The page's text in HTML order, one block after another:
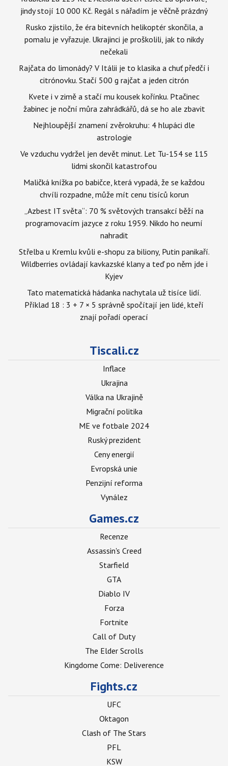
jindy stojí 10 000 Kč. Regál s nářadím je věčně prázdný
Rusko zjistilo, že éra bitevních helikoptér skončila, a
pomalu je vyřazuje. Ukrajinci je proškolili, jak to nikdy
nečekali
Rajčata do limonády? V Itálii je to klasika a chuť předčí i
citrónovku. Stačí 500 g rajčat a jeden citrón
Kvete i v zimě a stačí mu kousek kořínku. Ptačinec
žabinec je noční můra zahrádkářů, dá se ho ale zbavit
Nejhloupější znamení zvěrokruhu: 4 hlupáci dle
astrologie
Ve vzduchu vydržel jen devět minut. Let Tu-154 se 115
lidmi skončil katastrofou
Maličká knížka po babičce, která vypadá, že se každou
chvíli rozpadne, může mít cenu tisíců korun
„Azbest IT světa“: 70 % světových transakcí běží na
programovacím jazyce z roku 1959. Nikdo ho neumí
nahradit
Střelba u Kremlu kvůli e-shopu za biliony, Putin panikaří.
Wildberries ovládají kavkazské klany a teď po něm jde i
Kyjev
Tato matematická hádanka nachytala už tisíce lidí.
Příklad 18 : 3 + 7 × 5 správně spočítají jen lidé, kteří
znají pořadí operací
Tiscali.cz
Inflace
Ukrajina
Válka na Ukrajině
Migrační politika
ME ve fotbale 2024
Ruský prezident
Ceny energií
Evropská unie
Penzijní reforma
Vynález
Games.cz
Recenze
Assassin's Creed
Starfield
GTA
Diablo IV
Forza
Fortnite
Call of Duty
The Elder Scrolls
Kingdome Come: Deliverence
Fights.cz
UFC
Oktagon
Clash of The Stars
PFL
KSW